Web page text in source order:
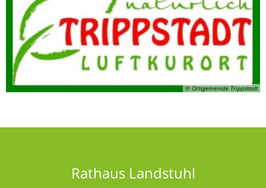
© Ortsgemeinde Trippstadt
Rathaus Landstuhl